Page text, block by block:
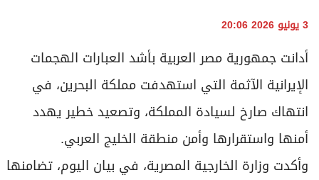
عدد اليوم
مواقيت الصلاة
الأحوال الجوية
3 يونيو 2026 20:06
أدانت جمهورية مصر العربية بأشد العبارات الهجمات
الإيرانية الآثمة التي استهدفت مملكة البحرين، في
انتهاك صارخ لسيادة المملكة، وتصعيد خطير يهدد
أمنها واستقرارها وأمن منطقة الخليج العربي.
وأكدت وزارة الخارجية المصرية، في بيان اليوم، تضامنها